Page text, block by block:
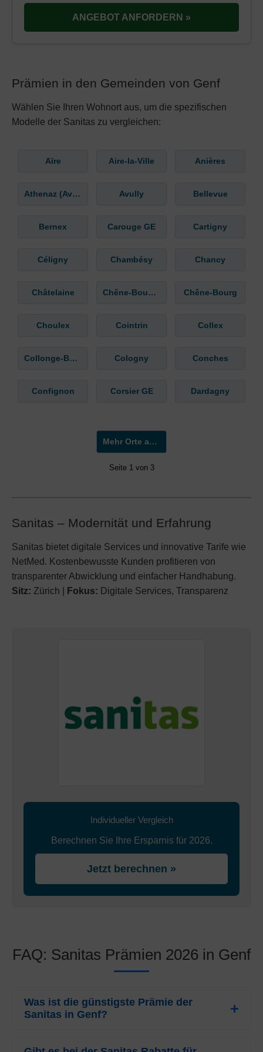
ANGEBOT ANFORDERN »
Prämien in den Gemeinden von Genf
Wählen Sie Ihren Wohnort aus, um die spezifischen
Modelle der Sanitas zu vergleichen:
Aïre Aire-la-Ville Anières
Athenaz (Avusy) Avully Bellevue
Bernex Carouge GE Cartigny
Céligny Chambésy Chancy
Châtelaine Chêne-Bougeries Chêne-Bourg
Choulex Cointrin Collex
Collonge-Bellerive Cologny Conches
Confignon Corsier GE Dardagny
Mehr Orte anzeigen »
Seite 1 von 3
Sanitas – Modernität und Erfahrung
Sanitas bietet digitale Services und innovative Tarife wie
NetMed. Kostenbewusste Kunden profitieren von
transparenter Abwicklung und einfacher Handhabung.
Sitz: Zürich | Fokus: Digitale Services, Transparenz
Individueller Vergleich
Berechnen Sie Ihre Ersparnis für 2026.
Jetzt berechnen »
FAQ: Sanitas Prämien 2026 in Genf
Was ist die günstigste Prämie der
Sanitas in Genf?